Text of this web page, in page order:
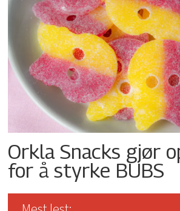
Orkla Snacks gjør
for å styrke BUBS